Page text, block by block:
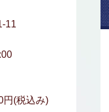
11
円(税込み)